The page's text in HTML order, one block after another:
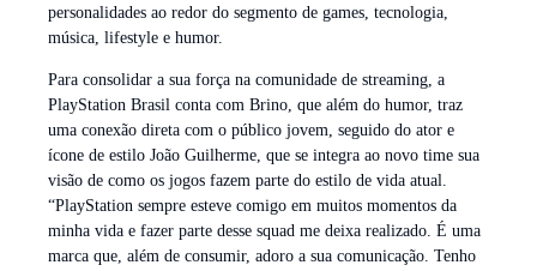
personalidades ao redor do segmento de games, tecnologia,
música, lifestyle e humor.
Para consolidar a sua força na comunidade de streaming, a
PlayStation Brasil conta com Brino, que além do humor, traz
uma conexão direta com o público jovem, seguido do ator e
ícone de estilo João Guilherme, que se integra ao novo time sua
visão de como os jogos fazem parte do estilo de vida atual.
“PlayStation sempre esteve comigo em muitos momentos da
minha vida e fazer parte desse squad me deixa realizado. É uma
marca que, além de consumir, adoro a sua comunicação. Tenho